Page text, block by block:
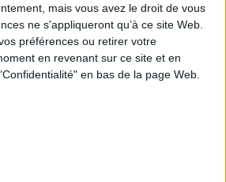
mais vous avez le droit de vous
ne s'appliqueront qu’à ce site Web.
préférences ou retirer votre
en revenant sur ce site et en
en bas de la page Web.
déploie AI Overview en France et engage un
de fer avec les éditeurs de presse